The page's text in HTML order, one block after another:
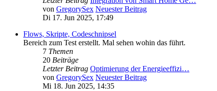
von GregorySex Neuester Beitrag
Di 17. Jun 2025, 17:49
Flows, Skripte, Codeschnipsel
Bereich zum Test erstellt. Mal sehen wohin das führt.
7 Themen
20 Beiträge
Letzter Beitrag Optimierung der Energieeffizi…
von GregorySex Neuester Beitrag
Mi 18. Jun 2025, 14:35